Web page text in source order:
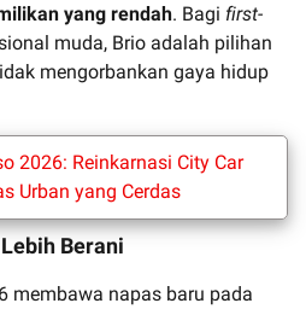
yang rendah. Bagi first-
muda, Brio adalah pilihan
mengorbankan gaya hidup
2026: Reinkarnasi City Car
Urban yang Cerdas
Berani
membawa napas baru pada